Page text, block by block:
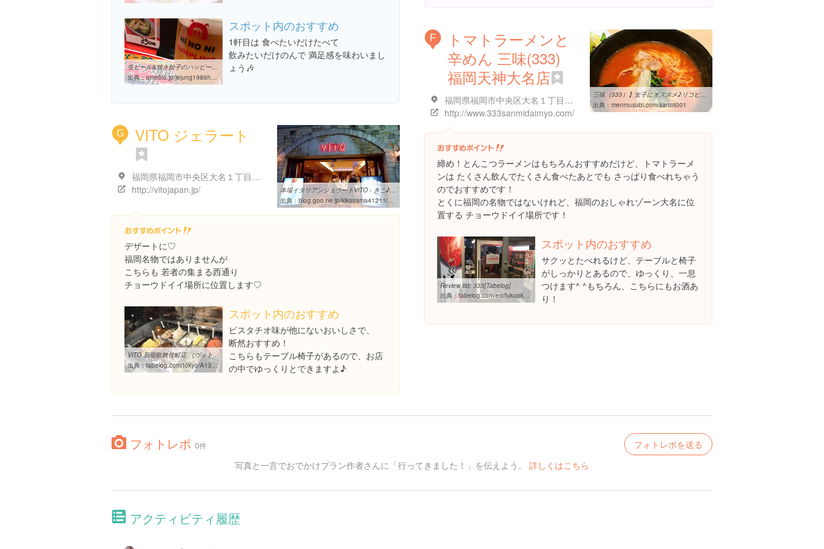
生ビール&焼き餃子のハッピーアワー最高！弐ノ弐 天神南店 | 美味しい ...
出典：ameblo.jp/jejung1986hero/entry-12300765406.html
スポット内のおすすめ
1軒目は 食べたいだけたべて
飲みたいだけのんで 満足感を味わいまし
ょう🎶
F
トマトラーメンと
辛めん 三味(333)
福岡天神大名店
福岡県福岡市中央区大名１丁目１１-２７ イルモンド大名TWO
http://www.333sanmidaimyo.com/
三味（333）】女子にオススメ♪リコピンでヘルシー＆スルッとイケる ...
出典： menmusubi.com/sanmi001
締め！とんこつラーメンはもちろんおすすめだけど、トマトラーメ
ンは たくさん飲んでたくさん食べたあとでも さっぱり食べれちゃう
のでおすすめです！
とくに福岡の名物ではないけれど、福岡のおしゃれゾーン大名に位
置する チョーウドイイ場所です！
Review list: 333[Tabelog]
出典：tabelog.com/en/fukuoka/A4001/A400104/40041417/dtlrvwlst
スポット内のおすすめ
サクッとたべれるけど、テーブルと椅子
がしっかりとあるので、ゆっくり、一息
つけます^ ^もちろん、こちらにもお酒あ
り！
G VITO ジェラート
福岡県福岡市中央区大名１丁目８-１２
http://vitojapan.jp/
本場イタリアンジェラートViTO - きこ♪のなんチャない日記
出典： blog.goo.ne.jp/kikosama41211/e/64973589f5713cae7e6298a58eade309
デザートに♡
福岡名物ではありませんが
こちらも 若者の集まる西通り
チョーウドイイ場所に位置します♡
ViTO 新宿歌舞伎町店 （ヴィト） - 西武新宿/アイスクリーム [食べログ]
出典：tabelog.com/tokyo/A1304/A130401/13199148
スポット内のおすすめ
ピスタチオ味が他にないおいしさで、
断然おすすめ！
こちらもテーブル椅子があるので、お店
の中でゆっくりとできますよ♪
フォトレポ 0件
フォトレポを送る
写真と一言でおでかけプラン作者さんに「行ってきました！」を伝えよう。 詳しくはこちら
アクティビティ履歴